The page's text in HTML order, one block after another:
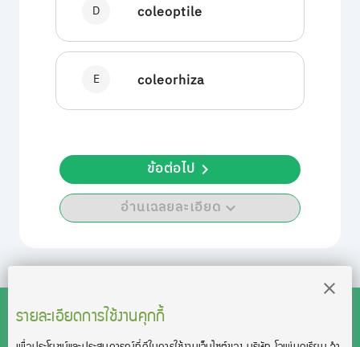
D coleoptile
E coleorhiza
อ่านเฉลยละเอียด
ข้อต่อไป
รายละเอียดการใช้งานคุกกี้